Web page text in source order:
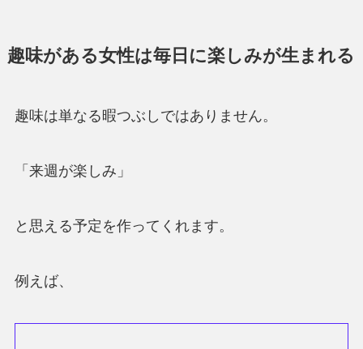
趣味がある女性は毎日に楽しみが生まれる
趣味は単なる暇つぶしではありません。
「来週が楽しみ」
と思える予定を作ってくれます。
例えば、